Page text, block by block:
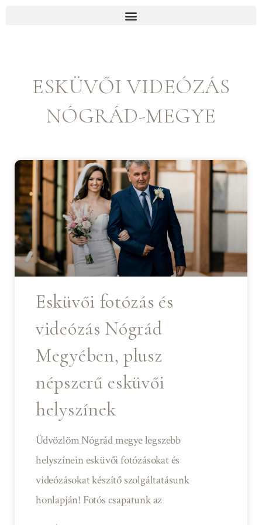
ESKÜVŐI VIDEÓZÁS
NÓGRÁD-MEGYE
Esküvői fotózás és
videózás Nógrád
Megyében, plusz
népszerű esküvői
helyszínek
Üdvözlöm Nógrád megye legszebb
helyszínein esküvői fotózásokat és
videózásokat készítő szolgáltatásunk
honlapján! Fotós csapatunk az